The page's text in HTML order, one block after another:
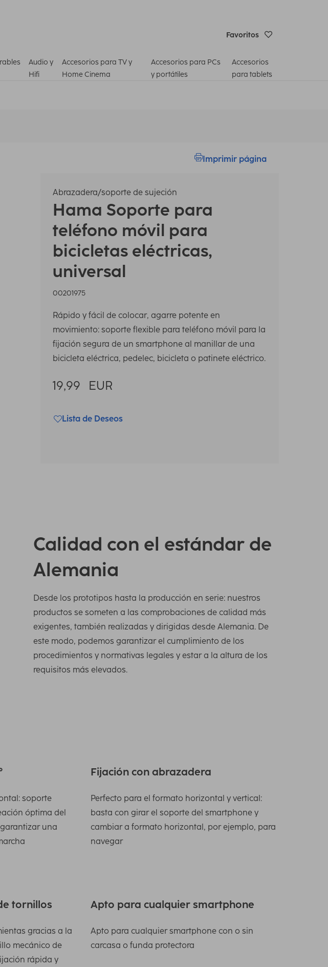
Favoritos
Audio y
Hifi
Accesorios para TV y
Home Cinema
Accesorios para PCs
y portátiles
Accesorios
para tablets
Imprimir página
Abrazadera/soporte de sujeción
Hama Soporte para
teléfono móvil para
bicicletas eléctricas,
universal
00201975
Rápido y fácil de colocar, agarre potente en
movimiento: soporte flexible para teléfono móvil para la
fijación segura de un smartphone al manillar de una
bicicleta eléctrica, pedelec, bicicleta o patinete eléctrico.
19,99 EUR
Lista de Deseos
Calidad con el estándar de
Alemania
Desde los prototipos hasta la producción en serie: nuestros
productos se someten a las comprobaciones de calidad más
exigentes, también realizadas y dirigidas desde Alemania. De
este modo, podemos garantizar el cumplimiento de los
procedimientos y normativas legales y estar a la altura de los
requisitos más elevados.
soporte
óptima del
una
Fijación con abrazadera
Perfecto para el formato horizontal y vertical:
basta con girar el soporte del smartphone y
cambiar a formato horizontal, por ejemplo, para
navegar
tornillos
gracias a la
mecánico de
rápida y
Apto para cualquier smartphone
Apto para cualquier smartphone con o sin
carcasa o funda protectora